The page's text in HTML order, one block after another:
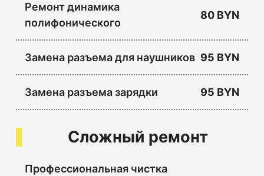
Ремонт динамика
полифонического
80 BYN
Замена разъема для наушников 95 BYN
Замена разъема зарядки 95 BYN
Сложный ремонт
Профессиональная чистка